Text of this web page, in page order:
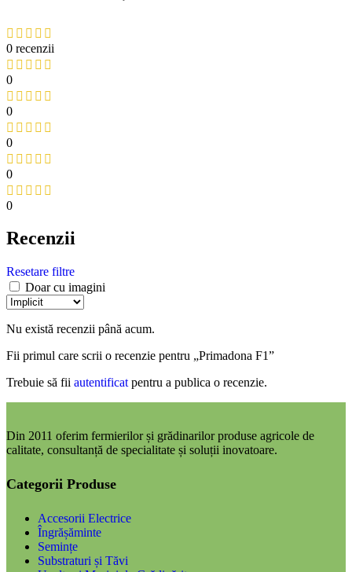
0 recenzii
0
0
0
0
0
Recenzii
Resetare filtre
Doar cu imagini
Nu există recenzii până acum.
Fii primul care scrii o recenzie pentru „Primadona F1”
Trebuie să fii autentificat pentru a publica o recenzie.
Din 2011 oferim fermierilor și grădinarilor produse agricole de
calitate, consultanță de specialitate și soluții inovatoare.
Categorii Produse
Accesorii Electrice
Îngrășăminte
Semințe
Substraturi și Tăvi